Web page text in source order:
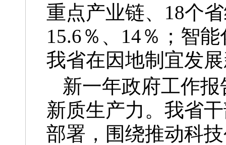
重点产业链、18个
15.6％、14％；智
我省在因地制宜发
新一年政府工作
新质生产力。我省
部署，围绕推动科